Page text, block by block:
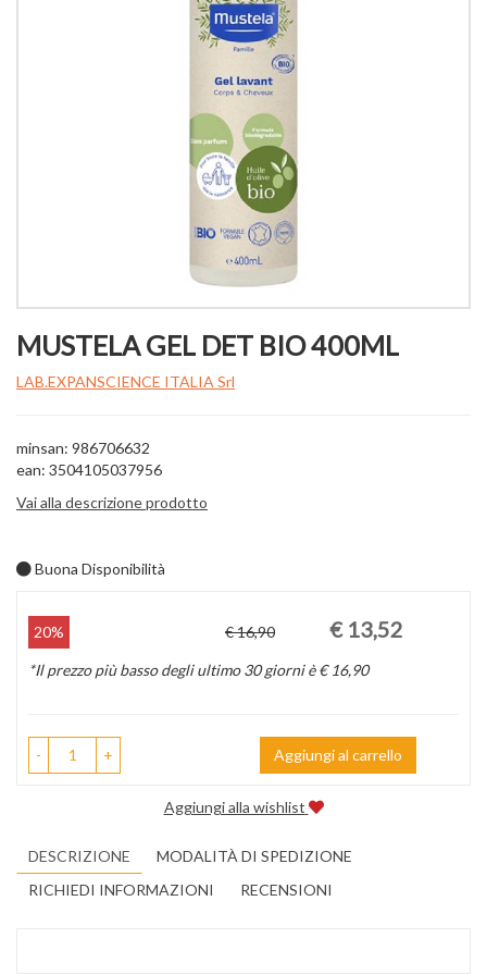
MUSTELA GEL DET BIO 400ML
LAB.EXPANSCIENCE ITALIA Srl
minsan: 986706632
ean: 3504105037956
Vai alla descrizione prodotto
Buona Disponibilità
Sconto
del
20% € 16,90
Prezzo
scontato
€ 13,52
*Il prezzo più basso degli ultimo 30 giorni è € 16,90
- + Aggiungi al carrello
Aggiungi alla wishlist
DESCRIZIONE
MODALITÀ DI SPEDIZIONE
RICHIEDI INFORMAZIONI
RECENSIONI